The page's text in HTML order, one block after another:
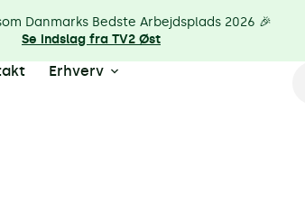
Erhverv
Danmarks Bedste Arbejdsplads 2026 🎉
Se indslag fra TV2 Øst